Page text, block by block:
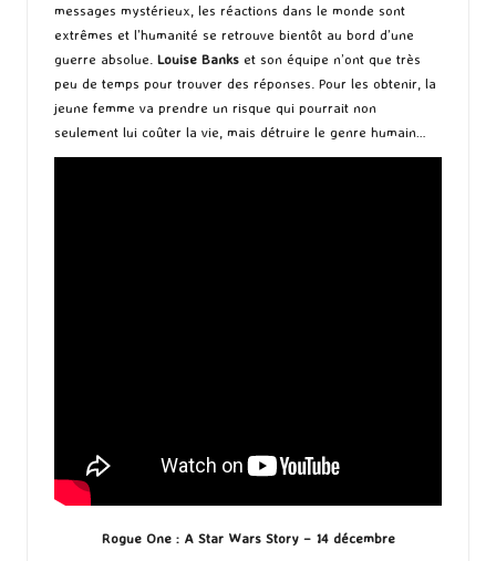
messages mystérieux, les réactions dans le monde sont
extrêmes et l’humanité se retrouve bientôt au bord d’une
guerre absolue. Louise Banks et son équipe n’ont que très
peu de temps pour trouver des réponses. Pour les obtenir, la
jeune femme va prendre un risque qui pourrait non
seulement lui coûter la vie, mais détruire le genre humain…
Rogue One : A Star Wars Story – 14 décembre